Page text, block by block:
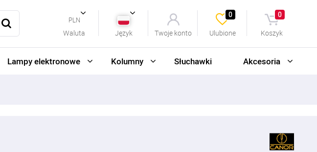
Waluta
PLN
Język Twoje konto Ulubione
0
Koszyk
0
Lampy elektronowe Kolumny Słuchawki Akcesoria